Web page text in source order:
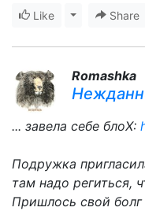
Like Toggle Share
Romashka
... завела себе блоХ:
Подружка
там надо региться,
Пришлось свой болг